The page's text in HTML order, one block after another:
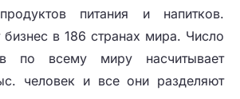
питания и напитков.
в 186 странах мира. Число
по всему миру насчитывает
человек и все они разделяют